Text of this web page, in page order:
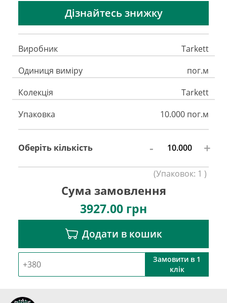
Дізнайтесь знижку
Виробник
Tarkett
Одиниця виміру
пог.м
Колекція
Tarkett
Упаковка
10.000 пог.м
Оберіть кількість - +
(Упаковок: 1 )
Сума замовлення
3927.00 грн
Додати в кошик
Замовити в 1
клік